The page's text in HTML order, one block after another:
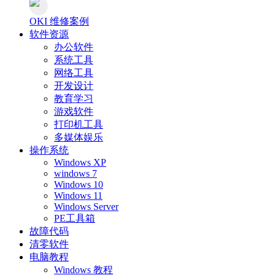
OKI 维修案例
软件资源
办公软件
系统工具
网络工具
开发设计
教育学习
游戏软件
打印机工具
多媒体娱乐
操作系统
Windows XP
windows 7
Windows 10
Windows 11
Windows Server
PE工具箱
故障代码
清零软件
电脑教程
Windows 教程